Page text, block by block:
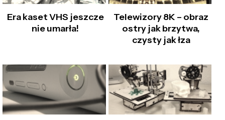
Era kaset VHS jeszcze
nie umarła!
Telewizory 8K – obraz
ostry jak brzytwa,
czysty jak łza